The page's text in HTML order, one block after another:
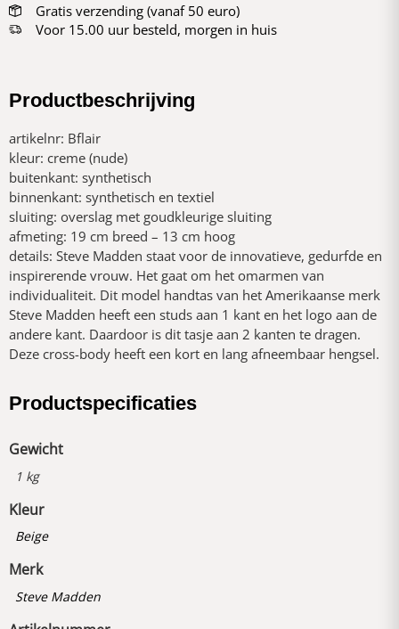
Gratis verzending (vanaf 50 euro)
Voor 15.00 uur besteld, morgen in huis
Productbeschrijving
artikelnr: Bflair
kleur: creme (nude)
buitenkant: synthetisch
binnenkant: synthetisch en textiel
sluiting: overslag met goudkleurige sluiting
afmeting: 19 cm breed – 13 cm hoog
details: Steve Madden staat voor de innovatieve, gedurfde en
inspirerende vrouw. Het gaat om het omarmen van
individualiteit. Dit model handtas van het Amerikaanse merk
Steve Madden heeft een studs aan 1 kant en het logo aan de
andere kant. Daardoor is dit tasje aan 2 kanten te dragen.
Deze cross-body heeft een kort en lang afneembaar hengsel.
Productspecificaties
Gewicht
1 kg
Kleur
Beige
Merk
Steve Madden